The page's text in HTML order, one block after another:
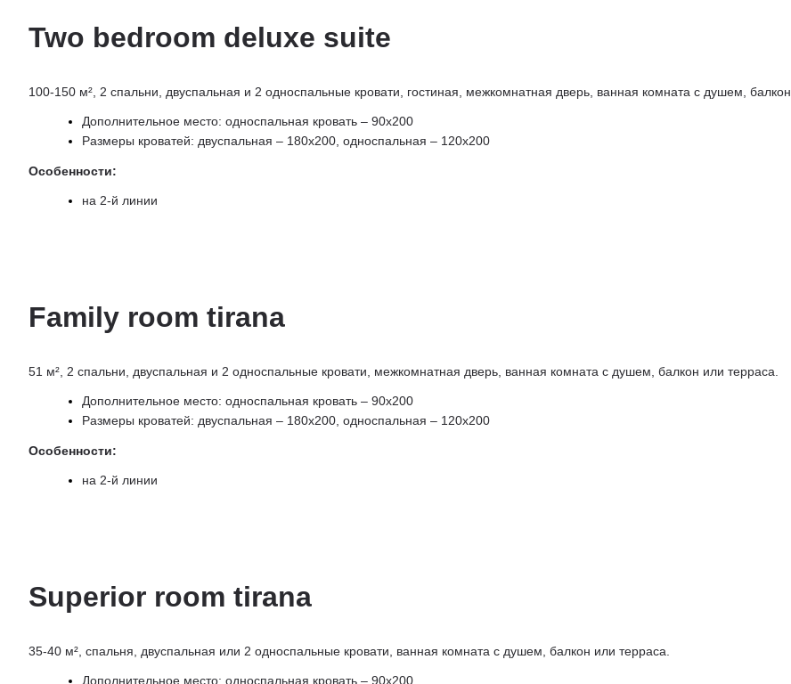
Two bedroom deluxe suite
100-150 м², 2 спальни, двуспальная и 2 односпальные кровати, гостиная, межкомнатная дверь, ванная комната с душем, балкон.
Дополнительное место: односпальная кровать – 90х200
Размеры кроватей: двуспальная – 180х200, односпальная – 120х200
Особенности:
на 2-й линии
Family room tirana
51 м², 2 спальни, двуспальная и 2 односпальные кровати, межкомнатная дверь, ванная комната с душем, балкон или терраса.
Дополнительное место: односпальная кровать – 90х200
Размеры кроватей: двуспальная – 180х200, односпальная – 120х200
Особенности:
на 2-й линии
Superior room tirana
35-40 м², спальня, двуспальная или 2 односпальные кровати, ванная комната с душем, балкон или терраса.
Дополнительное место: односпальная кровать – 90х200